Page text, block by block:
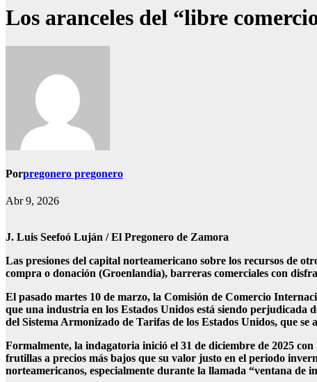
Los aranceles del “libre
Porpregonero pregonero
Abr 9, 2026
J. Luis Seefoó Luján / El Pregonero de Zamora
Las presiones del capital norteamericano sobre los recursos de
compra o donación (Groenlandia), barreras comerciales con
El pasado martes 10 de marzo, la Comisión de Comercio
que una industria en los Estados Unidos está siendo perjudicada
del Sistema Armonizado de Tarifas de los Estados Unidos, que
Formalmente, la indagatoria inició el 31 de diciembre de 2025
frutillas a precios más bajos que su valor justo en el periodo
norteamericanos, especialmente durante la llamada “ventana de